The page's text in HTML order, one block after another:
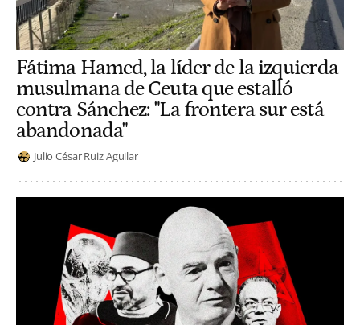
Fátima Hamed, la líder de la izquierda
musulmana de Ceuta que estalló
contra Sánchez: "La frontera sur está
abandonada"
Julio César Ruiz Aguilar